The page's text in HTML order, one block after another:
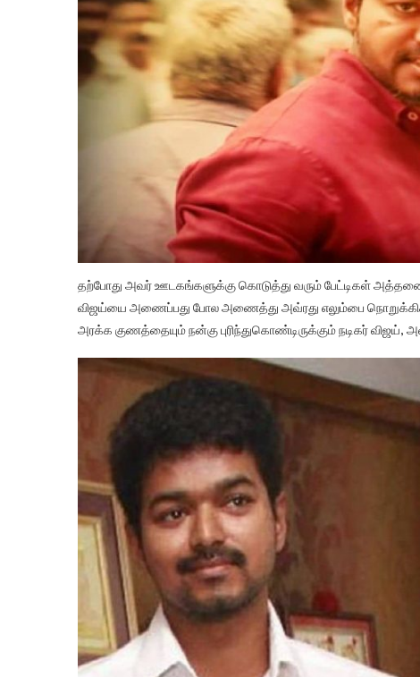
தற்போது அவர் ஊடகங்களுக்கு கொடுத்து வரும் பேட்டிகள்
விஜய்யை அணைப்பது போல அணைத்து அவ்ரது எலும்பை நொறுக்கிக்
அரக்க குணத்தையும் நன்கு புரிந்துகொண்டிருக்கும் நடிகர்